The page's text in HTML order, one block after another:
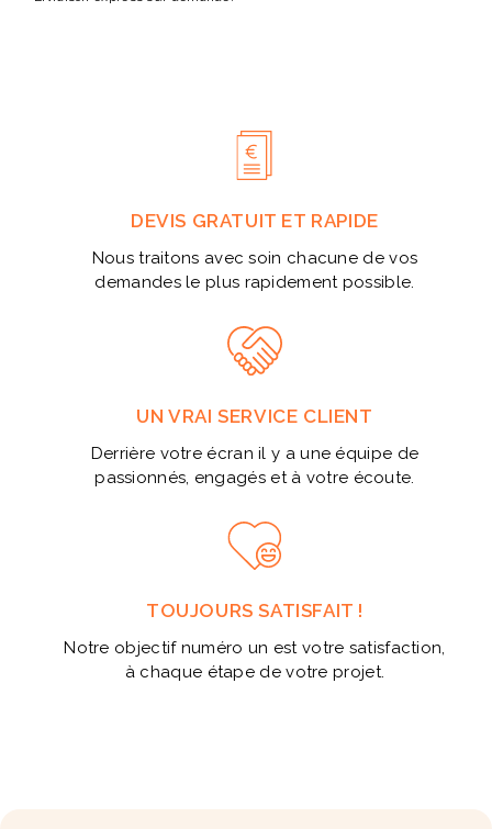
DEVIS GRATUIT ET RAPIDE
Nous traitons avec soin chacune de vos
demandes le plus rapidement possible.
UN VRAI SERVICE CLIENT
Derrière votre écran il y a une équipe de
passionnés, engagés et à votre écoute.
TOUJOURS SATISFAIT !
Notre objectif numéro un est votre satisfaction,
à chaque étape de votre projet.